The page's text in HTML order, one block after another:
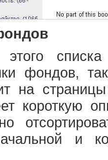
этого
фондов,
на
короткую
и